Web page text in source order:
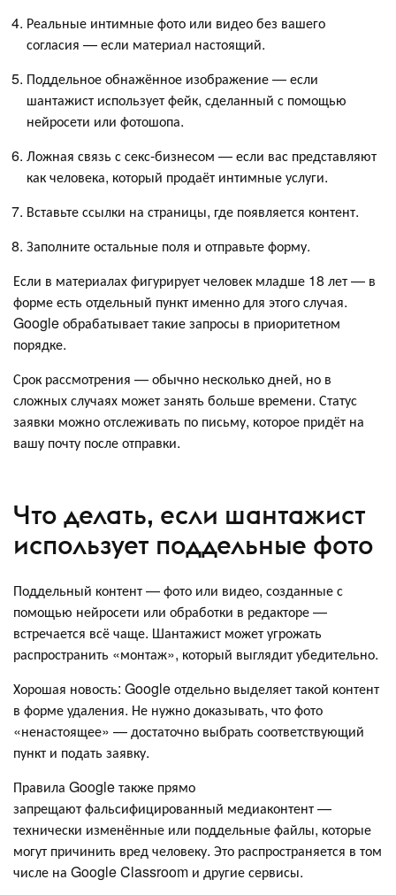
Реальные интимные фото или видео без вашего
согласия — если материал настоящий.
Поддельное обнажённое изображение — если
шантажист использует фейк, сделанный с помощью
нейросети или фотошопа.
Ложная связь с секс-бизнесом — если вас представляют
как человека, который продаёт интимные услуги.
Вставьте ссылки на страницы, где появляется контент.
Заполните остальные поля и отправьте форму.
Если в материалах фигурирует человек младше 18 лет — в
форме есть отдельный пункт именно для этого случая.
Google обрабатывает такие запросы в приоритетном
порядке.
Срок рассмотрения — обычно несколько дней, но в
сложных случаях может занять больше времени. Статус
заявки можно отслеживать по письму, которое придёт на
вашу почту после отправки.
Что делать, если шантажист
использует поддельные фото
Поддельный контент — фото или видео, созданные с
помощью нейросети или обработки в редакторе —
встречается всё чаще. Шантажист может угрожать
распространить «монтаж», который выглядит убедительно.
Хорошая новость: Google отдельно выделяет такой контент
в форме удаления. Не нужно доказывать, что фото
«ненастоящее» — достаточно выбрать соответствующий
пункт и подать заявку.
Правила Google также прямо
запрещают фальсифицированный медиаконтент —
технически изменённые или поддельные файлы, которые
могут причинить вред человеку. Это распространяется в том
числе на Google Classroom и другие сервисы.